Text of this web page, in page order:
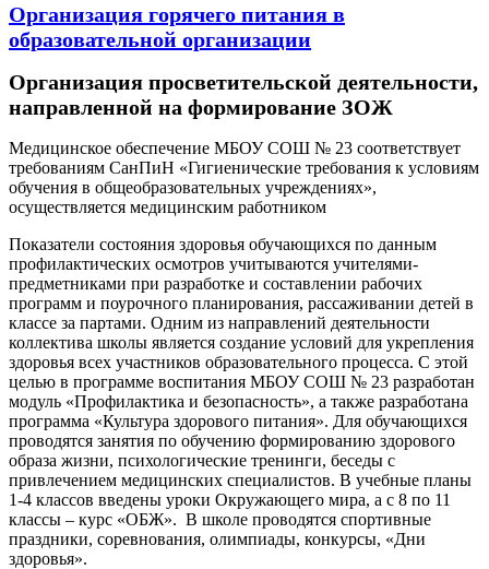
Организация горячего питания в
образовательной организации
Организация просветительской деятельности,
направленной на формирование ЗОЖ
Медицинское обеспечение МБОУ СОШ № 23 соответствует
требованиям СанПиН «Гигиенические требования к условиям
обучения в общеобразовательных учреждениях»,
осуществляется медицинским работником
Показатели состояния здоровья обучающихся по данным
профилактических осмотров учитываются учителями-
предметниками при разработке и составлении рабочих
программ и поурочного планирования, рассаживании детей в
классе за партами. Одним из направлений деятельности
коллектива школы является создание условий для укрепления
здоровья всех участников образовательного процесса. С этой
целью в программе воспитания МБОУ СОШ № 23 разработан
модуль «Профилактика и безопасность», а также разработана
программа «Культура здорового питания». Для обучающихся
проводятся занятия по обучению формированию здорового
образа жизни, психологические тренинги, беседы с
привлечением медицинских специалистов. В учебные планы
1-4 классов введены уроки Окружающего мира, а с 8 по 11
классы – курс «ОБЖ». В школе проводятся спортивные
праздники, соревнования, олимпиады, конкурсы, «Дни
здоровья».